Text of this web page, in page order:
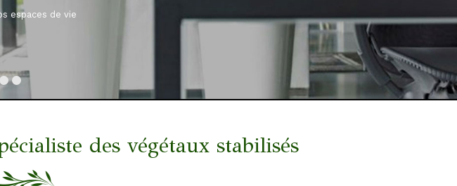
des végétaux stabilisés